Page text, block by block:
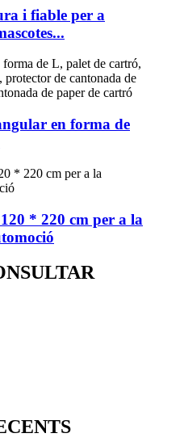
i fiable per a
en forma de
* 220 cm per a la